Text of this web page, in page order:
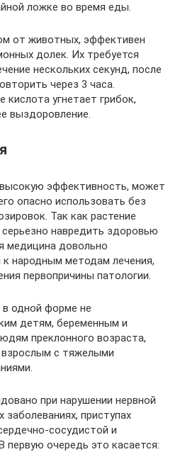
ложке во время еды.
от животных, эффективен
долек. Их требуется
нескольких секунд, после
через 3 часа.
угнетает грибок,
выздоровление.
эффективность, может
опасно использовать без
Так как растение
навредить здоровью
медицина довольно
к народным методам лечения,
первопричины патологии.
в одной форме не
детям, беременным и
преклонного возраста,
взрослым с тяжелыми
при нарушении нервной
заболеваниях, приступах
сосудистой и
первую очередь это касается: